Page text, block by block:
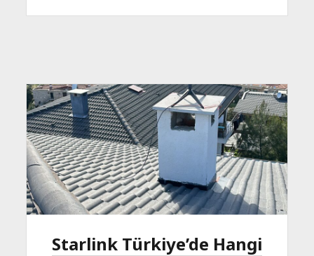
Starlink Türkiye’de Hangi